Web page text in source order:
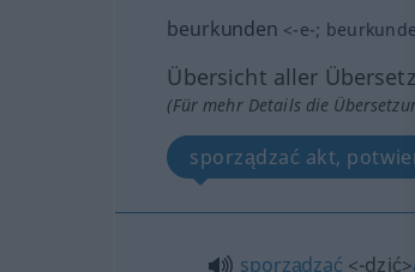
beurkunden <-e-;
Übersicht aller
(Für mehr Details die
sporządzać akt,
sporządzać <-dzić>